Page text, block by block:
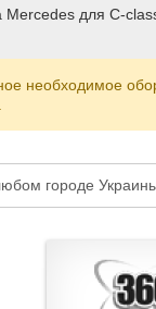
для С-
необходимое
городе